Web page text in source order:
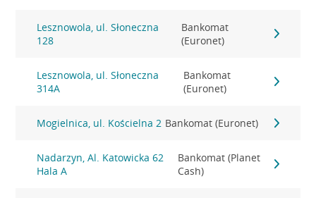
Lesznowola, ul. Słoneczna
128
Bankomat
(Euronet)
Lesznowola, ul. Słoneczna
314A
Bankomat
(Euronet)
Mogielnica, ul. Kościelna 2 Bankomat (Euronet)
Nadarzyn, Al. Katowicka 62
Hala A
Bankomat (Planet
Cash)